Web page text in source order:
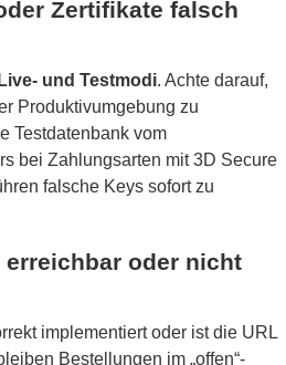
Zertifikate falsch
Live- und Testmodi. Achte darauf,
Produktivumgebung zu
Testdatenbank vom
bei Zahlungsarten mit 3D Secure
falsche Keys sofort zu
oder nicht
implementiert oder ist die URL
Bestellungen im „offen“-